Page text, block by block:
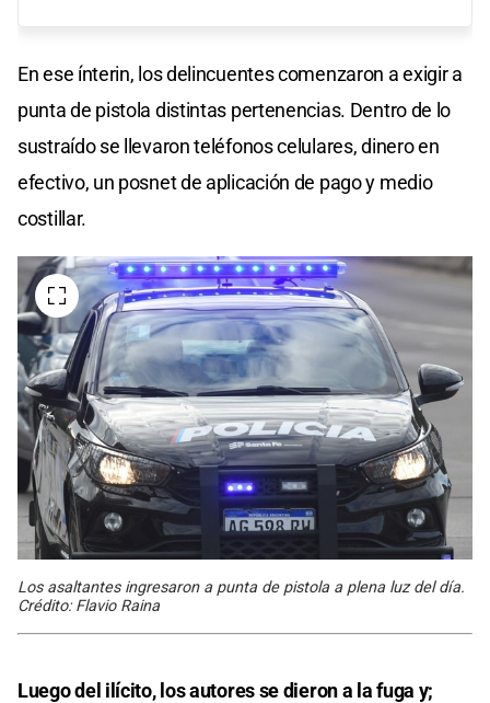
En ese ínterin, los delincuentes comenzaron a exigir a
punta de pistola distintas pertenencias. Dentro de lo
sustraído se llevaron teléfonos celulares, dinero en
efectivo, un posnet de aplicación de pago y medio
costillar.
Los asaltantes ingresaron a punta de pistola a plena luz del día.
Crédito: Flavio Raina
Luego del ilícito, los autores se dieron a la fuga y;